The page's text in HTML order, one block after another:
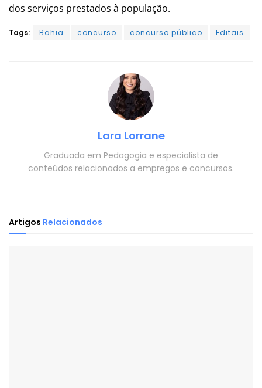
dos serviços prestados à população.
Tags: Bahia concurso concurso público Editais
Lara Lorrane
Graduada em Pedagogia e especialista de
conteúdos relacionados a empregos e concursos.
Artigos Relacionados